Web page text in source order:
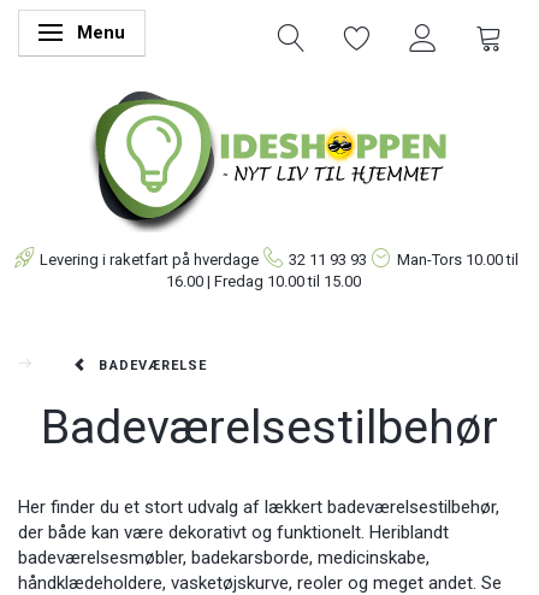
Skifte navigation
Menu
Levering i raketfart på hverdage 32 11 93 93 Man-Tors 10.00 til
16.00 | Fredag 10.00 til 15.00
BADEVÆRELSE
Badeværelsestilbehør
Her finder du et stort udvalg af lækkert badeværelsestilbehør,
der både kan være dekorativt og funktionelt. Heriblandt
badeværelsesmøbler, badekarsborde, medicinskabe,
håndklædeholdere, vasketøjskurve, reoler og meget andet. Se